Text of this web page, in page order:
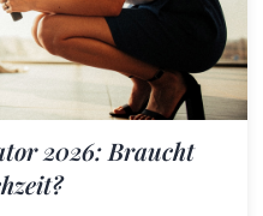
2026: Braucht